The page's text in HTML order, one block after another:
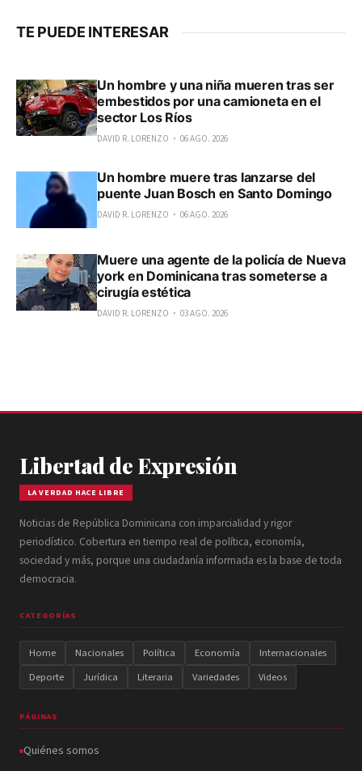
TE PUEDE INTERESAR
Un hombre y una niña mueren tras ser
embestidos por una camioneta en el
sector Los Ríos
DAVID R. LORENZO 06 AGO. 2026
Un hombre muere tras lanzarse del
puente Juan Bosch en Santo Domingo
DAVID R. LORENZO 06 AGO. 2026
Muere una agente de la policía de Nueva
york en Dominicana tras someterse a
cirugía estética
DAVID R. LORENZO 03 AGO. 2026
Libertad de Expresión
LA VERDAD HACE LIBRE
Noticias de República Dominicana con imparcialidad y rigor
periodístico. Cobertura en tiempo real de política, economía,
sociedad y más, porque una ciudadanía informada es la base de toda
democracia.
CATEGORÍAS
Home Nacionales Política Economía
Internacionales
Deporte
Jurídica Literaria Variedades Videos
PÁGINAS
Quiénes somos